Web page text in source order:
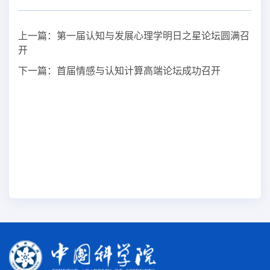
上一篇： 第一届认知与发展心理学明日之星论坛圆满召
开
下一篇： 首届情感与认知计算高端论坛成功召开